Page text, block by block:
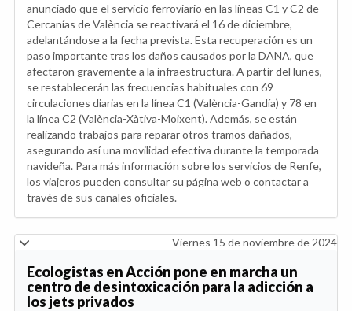
anunciado que el servicio ferroviario en las líneas C1 y C2 de
Cercanías de València se reactivará el 16 de diciembre,
adelantándose a la fecha prevista. Esta recuperación es un
paso importante tras los daños causados por la DANA, que
afectaron gravemente a la infraestructura. A partir del lunes,
se restablecerán las frecuencias habituales con 69
circulaciones diarias en la línea C1 (València-Gandía) y 78 en
la línea C2 (València-Xàtiva-Moixent). Además, se están
realizando trabajos para reparar otros tramos dañados,
asegurando así una movilidad efectiva durante la temporada
navideña. Para más información sobre los servicios de Renfe,
los viajeros pueden consultar su página web o contactar a
través de sus canales oficiales.
Viernes 15 de noviembre de 2024
Ecologistas en Acción pone en marcha un
centro de desintoxicación para la adicción a
los jets privados